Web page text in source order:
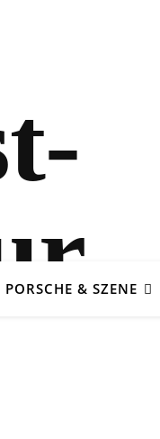
PORSCHE & SZENE